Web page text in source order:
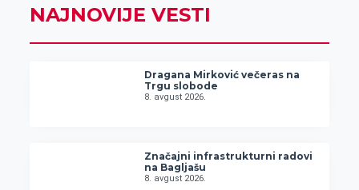
NAJNOVIJE VESTI
Dragana Mirković večeras na
Trgu slobode
8. avgust 2026.
Značajni infrastrukturni radovi
na Bagljašu
8. avgust 2026.